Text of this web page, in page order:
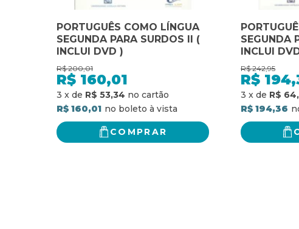
PORTUGUÊS COMO LÍNGUA
SEGUNDA PARA SURDOS II (
INCLUI DVD )
R$ 200,01
R$ 160,01
3 x de R$ 53,34
R$ 160,01
COMPRAR
SEGUNDA
INCLUI
R$ 242,95
R$
3 x de R$
R$ 194,36